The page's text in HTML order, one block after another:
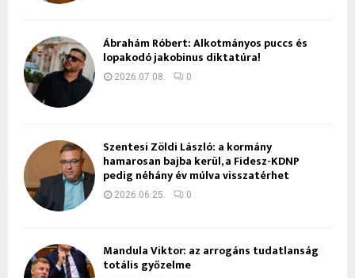
Ábrahám Róbert: Alkotmányos puccs és
lopakodó jakobinus diktatúra!
2026.07.08. 0
Szentesi Zöldi László: a kormány
hamarosan bajba kerül, a Fidesz-KDNP
pedig néhány év múlva visszatérhet
2026.06.25. 0
Mandula Viktor: az arrogáns tudatlanság
totális győzelme